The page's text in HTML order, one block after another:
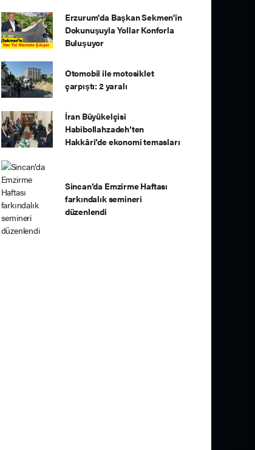
Erzurum'da Başkan Sekmen'in
Dokunuşuyla Yollar Konforla
Buluşuyor
Otomobil ile motosiklet
çarpıştı: 2 yaralı
İran Büyükelçisi
Habibollahzadeh’ten
Hakkâri’de ekonomi temasları
Sincan’da Emzirme Haftası
farkındalık semineri
düzenlendi